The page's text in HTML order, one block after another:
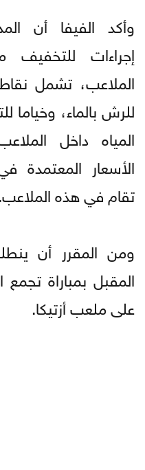
وأكد الفيفا أن
إجراءات
الملاعب، تشمل
للرش بالماء، وخياما
المياه داخل
الأسعار المعتمدة
تقام في هذه الملاعب.
ومن المقرر أن
المقبل بمباراة
على ملعب أزتيكا.